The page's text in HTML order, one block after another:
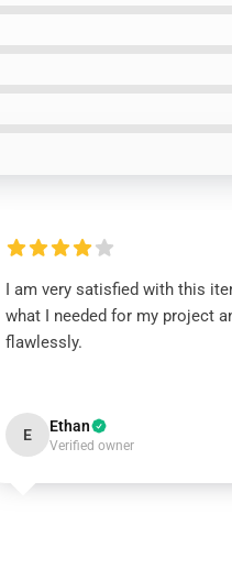
I am very satisfied with this
what I needed for my project
flawlessly.
E Ethan
Verified owner